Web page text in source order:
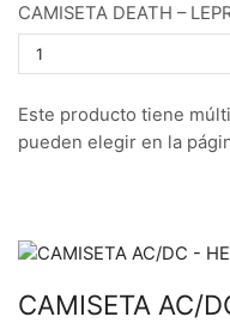
CAMISETA DEATH –
Este producto tiene
pueden elegir en la
CAMISETA AC/